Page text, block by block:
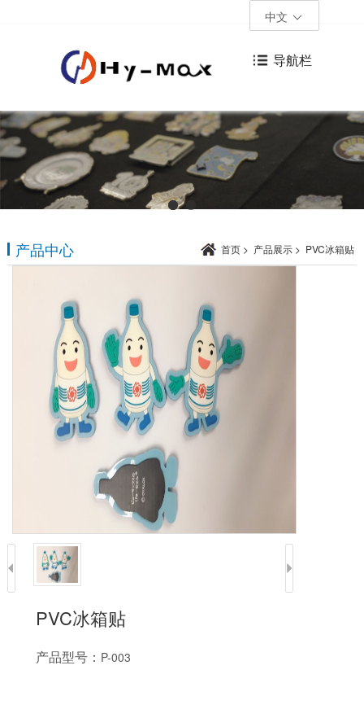
中文
导航栏
产品中心 首页 > 产品展示 > PVC冰箱贴
PVC冰箱贴
产品型号： P-003